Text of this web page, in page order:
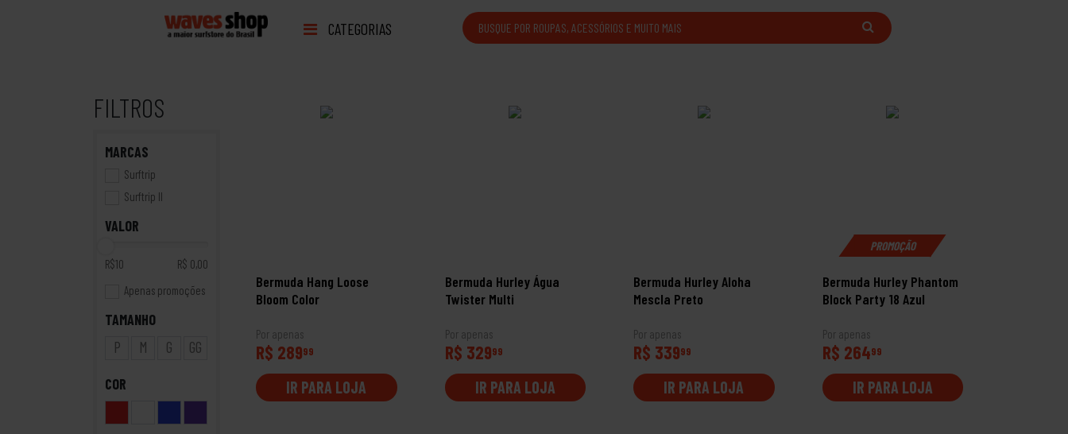
CATEGORIAS
FILTROS
MARCAS
Surftrip
Surftrip II
VALOR
R$10
R$ 0,00
Apenas promoções
TAMANHO
P M G GG
COR
Bermuda Hang Loose
Bloom Color
Por apenas
R$ 28999
IR PARA LOJA
Bermuda Hurley Água
Twister Multi
Por apenas
R$ 32999
IR PARA LOJA
Bermuda Hurley Aloha
Mescla Preto
Por apenas
R$ 33999
IR PARA LOJA
PROMOÇÃO
Bermuda Hurley Phantom
Block Party 18 Azul
Por apenas
R$ 26499
IR PARA LOJA